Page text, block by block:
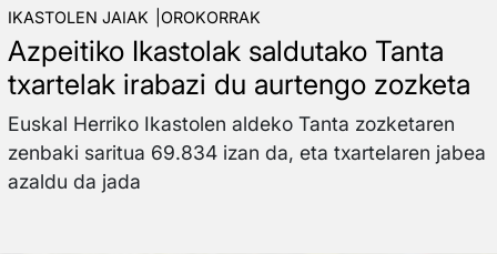
IKASTOLEN JAIAK OROKORRAK
Azpeitiko Ikastolak saldutako Tanta
txartelak irabazi du aurtengo zozketa
Euskal Herriko Ikastolen aldeko Tanta zozketaren
zenbaki saritua 69.834 izan da, eta txartelaren jabea
azaldu da jada